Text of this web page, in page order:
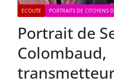
ECOUTE PORTRAITS DE CITOYENS
Portrait de
Colombaud,